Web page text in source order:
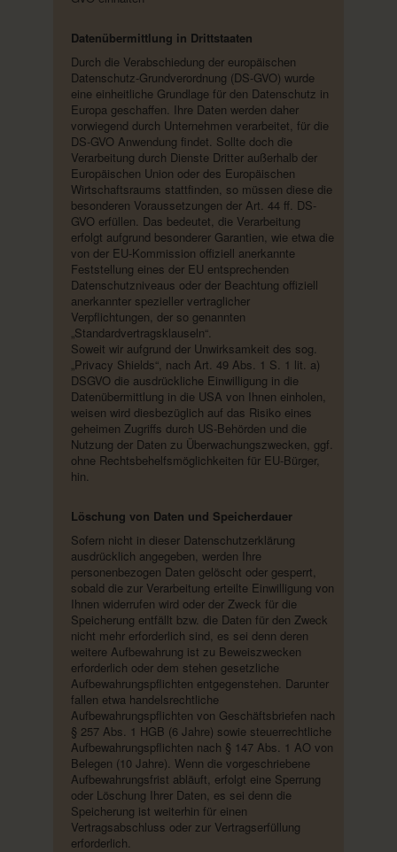
Datenübermittlung in Drittstaaten
Durch die Verabschiedung der europäischen
Datenschutz-Grundverordnung (DS-GVO) wurde
eine einheitliche Grundlage für den Datenschutz in
Europa geschaffen. Ihre Daten werden daher
vorwiegend durch Unternehmen verarbeitet, für die
DS-GVO Anwendung findet. Sollte doch die
Verarbeitung durch Dienste Dritter außerhalb der
Europäischen Union oder des Europäischen
Wirtschaftsraums stattfinden, so müssen diese die
besonderen Voraussetzungen der Art. 44 ff. DS-
GVO erfüllen. Das bedeutet, die Verarbeitung
erfolgt aufgrund besonderer Garantien, wie etwa die
von der EU-Kommission offiziell anerkannte
Feststellung eines der EU entsprechenden
Datenschutzniveaus oder der Beachtung offiziell
anerkannter spezieller vertraglicher
Verpflichtungen, der so genannten
„Standardvertragsklauseln“.
Soweit wir aufgrund der Unwirksamkeit des sog.
„Privacy Shields“, nach Art. 49 Abs. 1 S. 1 lit. a)
DSGVO die ausdrückliche Einwilligung in die
Datenübermittlung in die USA von Ihnen einholen,
weisen wird diesbezüglich auf das Risiko eines
geheimen Zugriffs durch US-Behörden und die
Nutzung der Daten zu Überwachungszwecken, ggf.
ohne Rechtsbehelfsmöglichkeiten für EU-Bürger,
hin.
Löschung von Daten und Speicherdauer
Sofern nicht in dieser Datenschutzerklärung
ausdrücklich angegeben, werden Ihre
personenbezogen Daten gelöscht oder gesperrt,
sobald die zur Verarbeitung erteilte Einwilligung von
Ihnen widerrufen wird oder der Zweck für die
Speicherung entfällt bzw. die Daten für den Zweck
nicht mehr erforderlich sind, es sei denn deren
weitere Aufbewahrung ist zu Beweiszwecken
erforderlich oder dem stehen gesetzliche
Aufbewahrungspflichten entgegenstehen. Darunter
fallen etwa handelsrechtliche
Aufbewahrungspflichten von Geschäftsbriefen nach
§ 257 Abs. 1 HGB (6 Jahre) sowie steuerrechtliche
Aufbewahrungspflichten nach § 147 Abs. 1 AO von
Belegen (10 Jahre). Wenn die vorgeschriebene
Aufbewahrungsfrist abläuft, erfolgt eine Sperrung
oder Löschung Ihrer Daten, es sei denn die
Speicherung ist weiterhin für einen
Vertragsabschluss oder zur Vertragserfüllung
erforderlich.